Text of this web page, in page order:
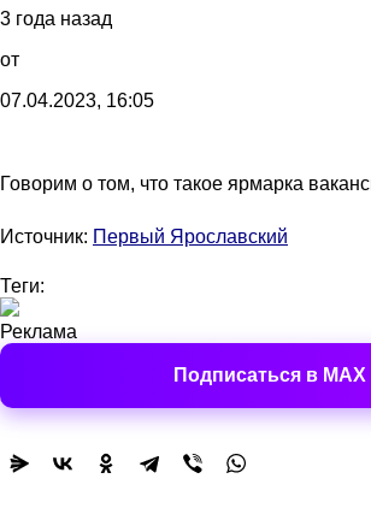
3 года назад
от
07.04.2023, 16:05
Говорим о том, что такое ярмарка
Источник: Первый Ярославский
Теги:
Реклама
Подписаться в MAX